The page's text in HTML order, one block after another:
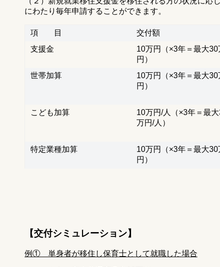
にわたり毎年申請することができます。
項 目
交付額
支援金
10万円（×3年＝最大30
円）
世帯加算
10万円（×3年＝最大30
円）
こども加算
10万円/人（×3年＝最
万円/人）
特定業種加算
10万円（×3年＝最大30
円）
【交付シミュレーション】
例① 単身者が移住し保育士として就職した場合